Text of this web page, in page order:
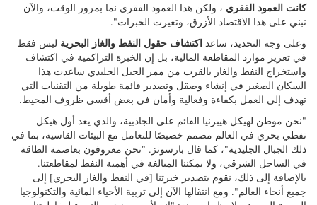
مع عدد سكان يزيد قليلاً عن نصف مليون نسمة، تعد نيوفاوندلاند ولابرادور
مقاطعة صغيرة، ولكن مواردها الطبيعية وخبرتها المتراكمة على مدى
قرون في العيش والعمل على المحيط وعلى ضفافه قد خلقت مجموعة
فريدة وديناميكية من التميز في مجال الطاقة البحرية وتحت سطح البحر
وفي البحر.
وقال بارسونز: "عندما ننظر إلى الوراءتاريخيًا، نجد أن مصايد الأسماك
كانت العمود الفقري، ولكن هذا العمود الفقري نما بمرور الوقت، والآن
نبني على هذا الاقتصاد الأزرق، وتغيرت الخبرات".
وعلى وجه التحديد، ساعداكتشاف حقول النفط والغاز البحريةليس فقط
في تعزيز موارد المقاطعة المالية، بل إن الخبرة التراكمية في اكتشاف
واستخراج النفط والغاز بالقرب من ممر الجبل الجليدي ساعدت هذا
السكان الصغير في إنشاء وصقل وتصدير قائمة طويلة من التقنيات التي
تهدف إلى العمل بكفاءة وفعالية وأمان في بعض أقسى ظروف المحيط.